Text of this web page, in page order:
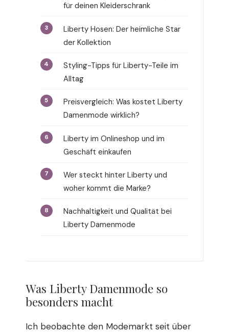
für deinen Kleiderschrank
Liberty Hosen: Der heimliche Star
der Kollektion
Styling-Tipps für Liberty-Teile im
Alltag
Preisvergleich: Was kostet Liberty
Damenmode wirklich?
Liberty im Onlineshop und im
Geschäft einkaufen
Wer steckt hinter Liberty und
woher kommt die Marke?
Nachhaltigkeit und Qualität bei
Liberty Damenmode
Was Liberty Damenmode so
besonders macht
Ich beobachte den Modemarkt seit über